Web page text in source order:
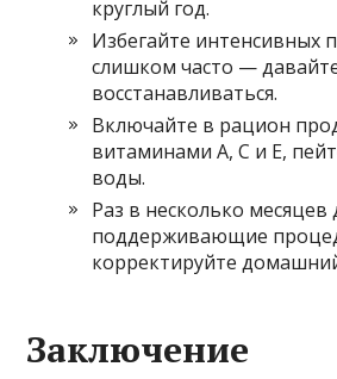
круглый год.
Избегайте интенсивных
слишком часто —
восстанавливаться.
Включайте в рацион
витаминами А, С и Е,
воды.
Раз в несколько месяцев
поддерживающие
корректируйте
Заключение